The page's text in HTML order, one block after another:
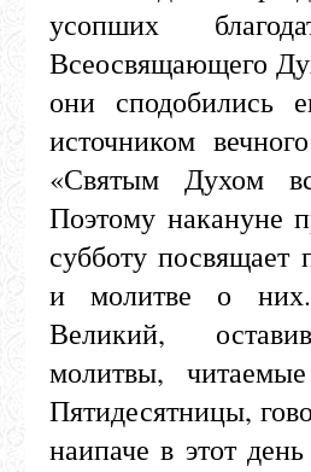
усопших
Всеосвящающего
они сподобились
источником
«Святым Духом
Поэтому накануне
субботу
и молитве о них.
Великий,
молитвы,
Пятидесятницы,
наипаче в этот